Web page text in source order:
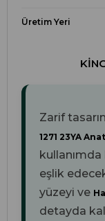
Üretim Yeri
Zarif
1271 23YA
eşlik
yüzeyi ve
detayda